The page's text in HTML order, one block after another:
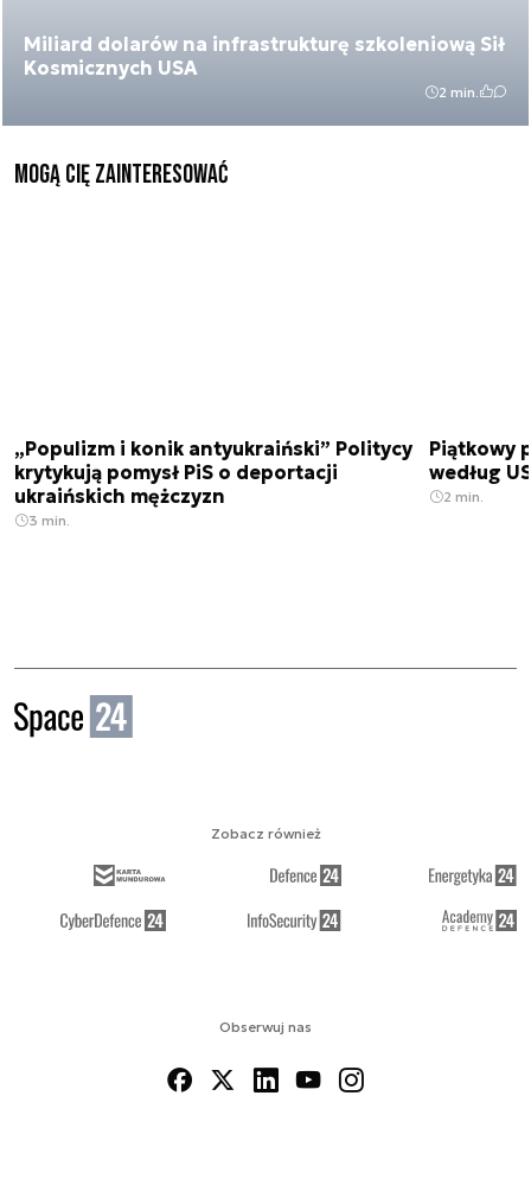
Miliard dolarów na infrastrukturę szkoleniową Sił
Kosmicznych USA
2 min.
Mogą Cię zainteresować
„Populizm i konik antyukraiński” Politycy
krytykują pomysł PiS o deportacji
ukraińskich mężczyzn
3 min.
Piątkowy
według
2 min.
Obserwuj nas
Zobacz również